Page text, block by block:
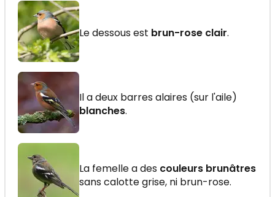
Le dessous est brun-rose clair.
Il a deux barres alaires (sur l'aile)
blanches.
La femelle a des couleurs brunâtres
sans calotte grise, ni brun-rose.